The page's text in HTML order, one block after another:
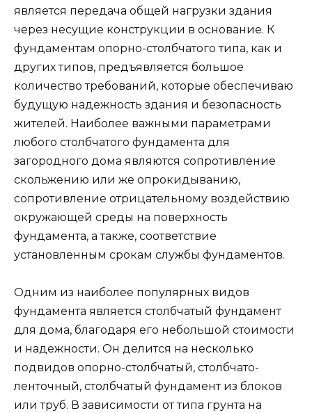
является передача общей нагрузки здания
через несущие конструкции в основание. К
фундаментам опорно-столбчатого типа, как и
других типов, предъявляется большое
количество требований, которые обеспечиваю
будущую надежность здания и безопасность
жителей. Наиболее важными параметрами
любого столбчатого фундамента для
загородного дома являются сопротивление
скольжению или же опрокидыванию,
сопротивление отрицательному воздействию
окружающей среды на поверхность
фундамента, а также, соответствие
установленным срокам службы фундаментов.
Одним из наиболее популярных видов
фундамента является столбчатый фундамент
для дома, благодаря его небольшой стоимости
и надежности. Он делится на несколько
подвидов опорно-столбчатый, столбчато-
ленточный, столбчатый фундамент из блоков
или труб. В зависимости от типа грунта на